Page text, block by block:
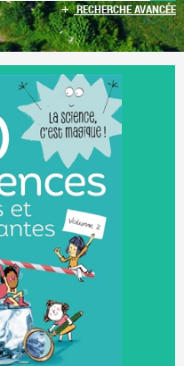
RECHERCHE AVANCÉE